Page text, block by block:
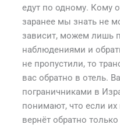
едут по одному. Кому
заранее мы знать не
зависит, можем лишь
наблюдениями и
не пропустили, то
вас обратно в отель.
пограничниками в
понимают, что если их
вернёт обратно только